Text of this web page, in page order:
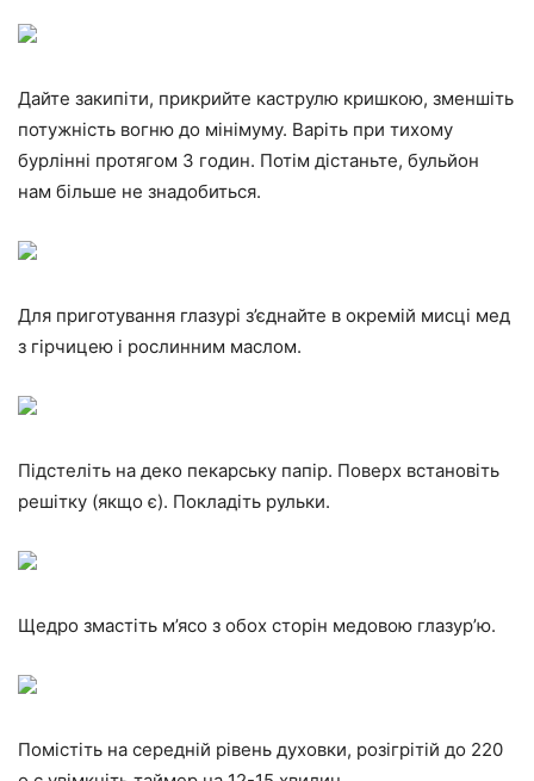
Дайте закипіти, прикрийте каструлю кришкою, зменшіть
потужність вогню до мінімуму. Варіть при тихому
бурлінні протягом 3 годин. Потім дістаньте, бульйон
нам більше не знадобиться.
Для приготування глазурі з’єднайте в окремій мисці мед
з гірчицею і рослинним маслом.
Підстеліть на деко пекарську папір. Поверх встановіть
решітку (якщо є). Покладіть рульки.
Щедро змастіть м’ясо з обох сторін медовою глазур’ю.
Помістіть на середній рівень духовки, розігрітій до 220